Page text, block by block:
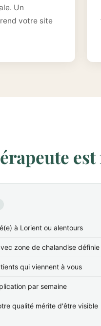
Un
votre site
à Lorient ou alentours
zone de chalandise définie
qui viennent à vous
par semaine
qualité mérite d'être visible